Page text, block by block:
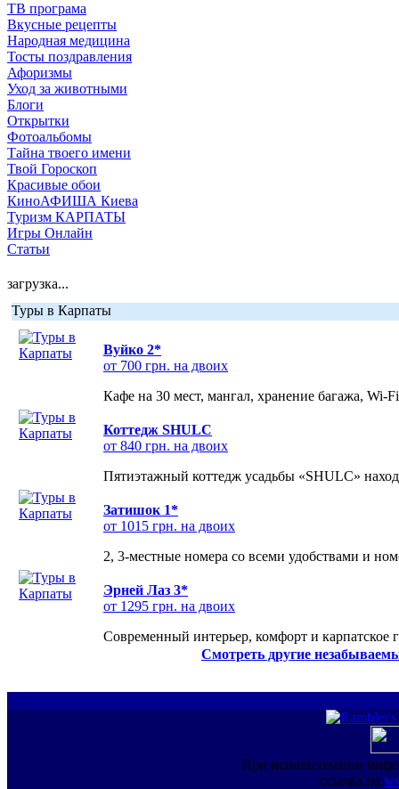
ТВ програма
Вкусные рецепты
Народная медицина
Тосты поздравления
Афоризмы
Уход за животными
Блоги
Открытки
Фотоальбомы
Тайна твоего имени
Твой Гороскоп
Красивые обои
КиноАФИША Киева
Туризм КАРПАТЫ
Игры Онлайн
Статьи
загрузка...
Туры в Карпаты
Вуйко 2*
от 700 грн. на двоих
Кафе на 30 мест, мангал, хранение багажа, Wi-
Коттедж SHULC
от 840 грн. на двоих
Пятиэтажный коттедж усадьбы «SHULC»
Затишок 1*
от 1015 грн. на двоих
2, 3-местные номера со всеми удобствами и
Эрней Лаз 3*
от 1295 грн. на двоих
Современный интерьер, комфорт и карпатское
Смотреть другие
При использовании
ссылка на